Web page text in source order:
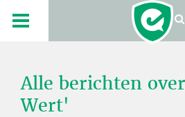
Alle berichten
Wert'